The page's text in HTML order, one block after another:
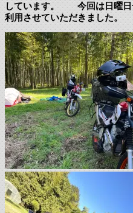
しています。 今回は日曜日
利用させていただきました。